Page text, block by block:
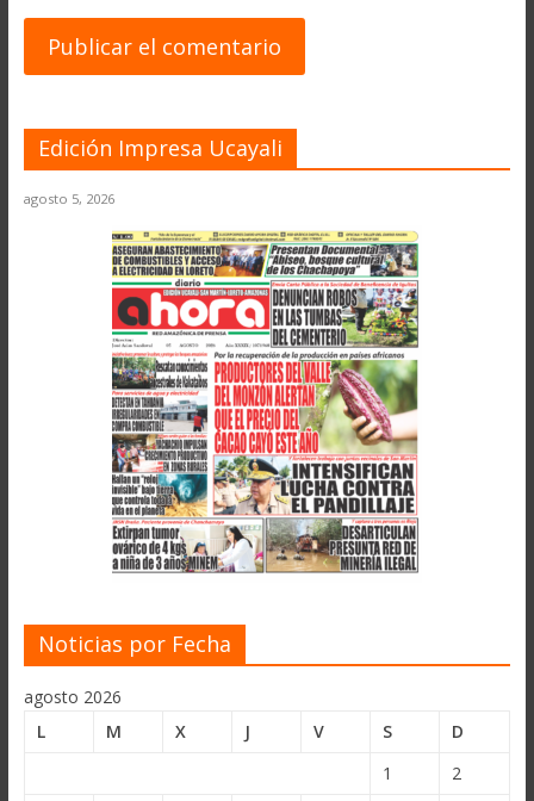
Edición Impresa Ucayali
agosto 5, 2026
Noticias por Fecha
agosto 2026
L
M X J V S
D
1
2